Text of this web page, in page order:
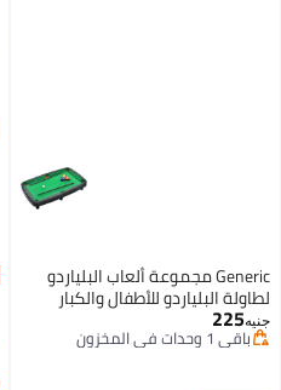
Generic مجموعة ألعاب البلياردو
لطاولة البلياردو للأطفال والكبار
مجموعة طاولة بلياردو كلاسيكية
مع كرات بلياردو ورف و2 عصا جديلة،
جنيه225
باقي 1 وحدات في المخزون
باقي 1 وحدات في المخزون